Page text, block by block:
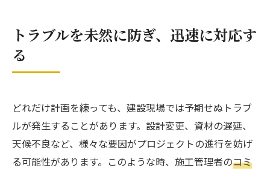
トラブルを未然に防ぎ、迅速に対応す
る
どれだけ計画を練っても、建設現場では予期せぬトラブ
ルが発生することがあります。設計変更、資材の遅延、
天候不良など、様々な要因がプロジェクトの進行を妨げ
る可能性があります。このような時、施工管理者のコミ